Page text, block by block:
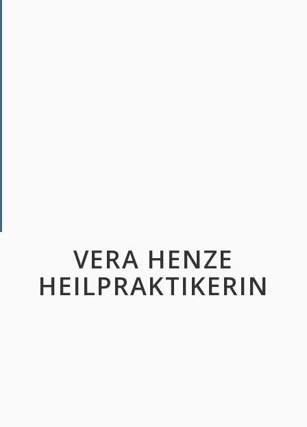
VERA HENZE
HEILPRAKTIKERIN